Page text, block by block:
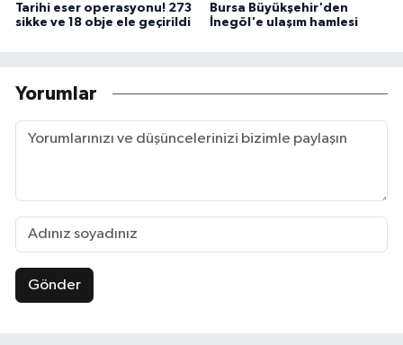
Tarihi eser operasyonu! 273
sikke ve 18 obje ele geçirildi
Bursa Büyükşehir'den
İnegöl'e ulaşım hamlesi
Yorumlar
Gönder